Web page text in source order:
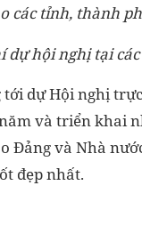
các tỉnh, thành
dự hội nghị tại
dự Hội nghị
và triển khai
Đảng và Nhà
đẹp nhất.